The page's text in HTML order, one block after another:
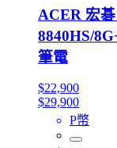
ACER 宏
8840HS/
筆電
$22,900
$29,900
P幣